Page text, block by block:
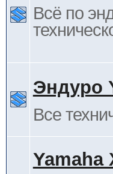
Всё по
Эндуро
Все
Yamaha